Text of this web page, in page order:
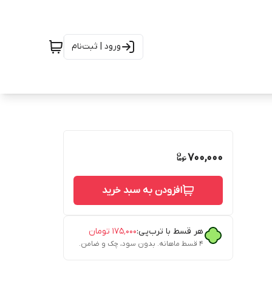
ورود | ثبت‌نام
700,000
افزودن به سبد خرید
هر قسط با ترب‌پی:۱۷۵٬۰۰۰ تومان
۴ قسط ماهانه. بدون سود، چک و ضامن.